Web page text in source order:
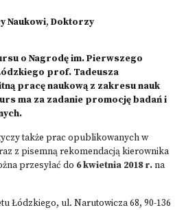
Naukowi, Doktorzy
o Nagrodę im. Pierwszego
prof. Tadeusza
pracę naukową z zakresu nauk
ma za zadanie promocję badań i
także prac opublikowanych w
z pisemną rekomendacją kierownika
przesyłać do 6 kwietnia 2018 r.na
Łódzkiego, ul. Narutowicza 68, 90-136